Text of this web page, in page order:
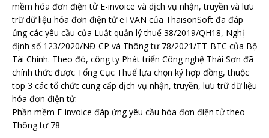
mềm hóa đơn điện tử E-invoice và dịch vụ nhận, truyền và lưu
trữ dữ liệu hóa đơn điện tử eTVAN của ThaisonSoft đã đáp
ứng các yêu cầu của Luật quản lý thuế 38/2019/QH18, Nghị
định số 123/2020/NĐ-CP và Thông tư 78/2021/TT-BTC của Bộ
Tài Chính. Theo đó, công ty Phát triển Công nghệ Thái Sơn đã
chính thức được Tổng Cục Thuế lựa chọn ký hợp đồng, thuộc
top 3 các tổ chức cung cấp dịch vụ nhận, truyền, lưu trữ dữ liệu
hóa đơn điện tử.
Phần mềm E-invoice đáp ứng yêu cầu hóa đơn điện tử theo
Thông tư 78